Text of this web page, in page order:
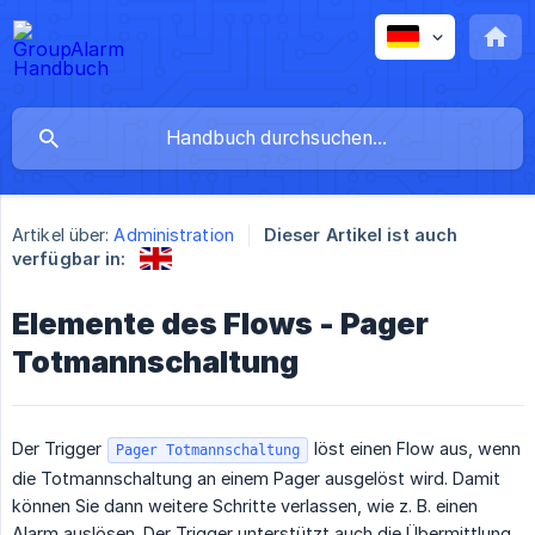
Artikel über: Administration
Dieser Artikel ist auch
verfügbar in:
Elemente des Flows - Pager
Totmannschaltung
Der Trigger Pager Totmannschaltung
löst einen Flow aus, wenn
die Totmannschaltung an einem Pager ausgelöst wird. Damit
können Sie dann weitere Schritte verlassen, wie z. B. einen